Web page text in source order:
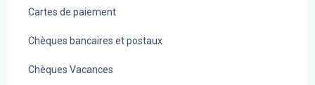
Cartes de paiement
Chèques bancaires et postaux
Chèques Vacances